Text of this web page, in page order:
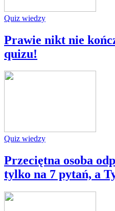
Quiz wiedzy
Prawie nikt nie
quizu!
Quiz wiedzy
Przeciętna osoba
tylko na 7 pytań, a